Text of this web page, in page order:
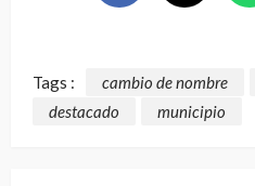
Tags : cambio de nombre
destacado
municipio